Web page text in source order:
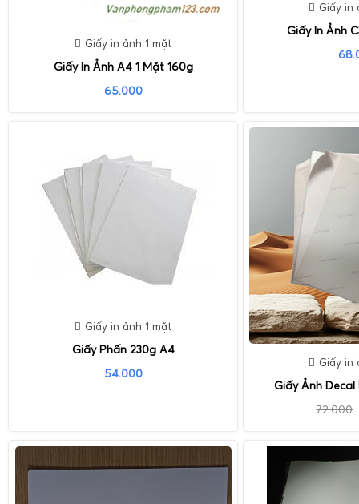
Giấy in ảnh 1 mặt
Giấy In Ảnh A4 1 Mặt 160g
65.000
Giấy in
Giấy In Ảnh
Giấy in ảnh 1 mặt
Giấy Phấn 230g A4
54.000
Giấy in
Giấy Ảnh
72.000